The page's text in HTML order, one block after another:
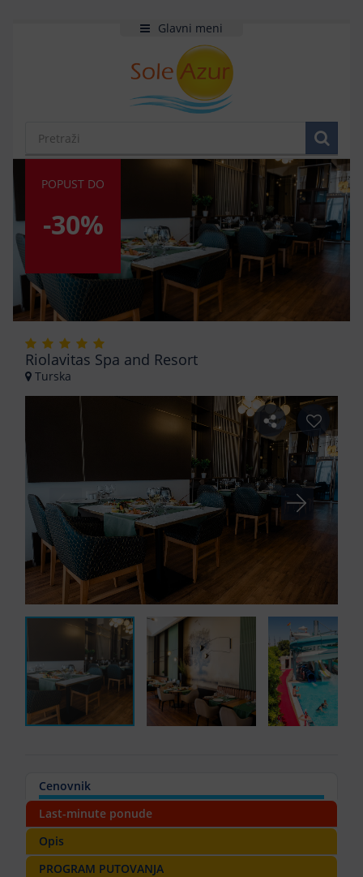
Glavni meni
POPUST DO
-30%
Riolavitas Spa and Resort
Turska
Opis
Cenovnik
PROGRAM PUTOVANJA
Last-minute ponude